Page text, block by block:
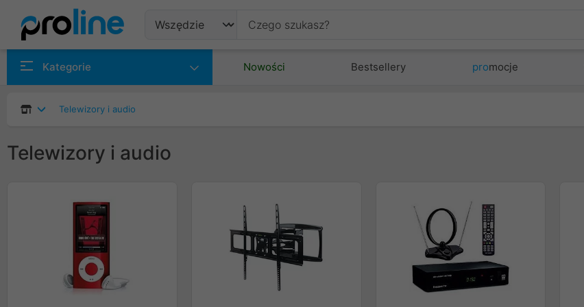
Kategorie Nowości Bestsellery promocje
Telewizory i audio
Telewizory i audio